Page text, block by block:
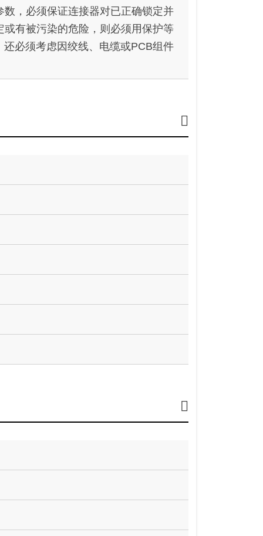
，必须保证连接器对已正确锁定并
有被污染的危险，则必须用保护等
必须考虑因绞线、电缆或PCB组件